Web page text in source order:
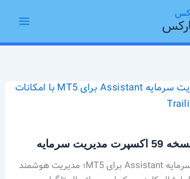
سرمایه
اکسپرت مدیریت سرمایه Assistant برای MT5؛ مدیریت هوشمند